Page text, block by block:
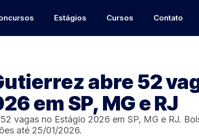
Estágios Cursos Contato
abre 52
em SP, MG e RJ
vagas no Estágio 2026 em SP, MG e RJ.
até 25/01/2026.